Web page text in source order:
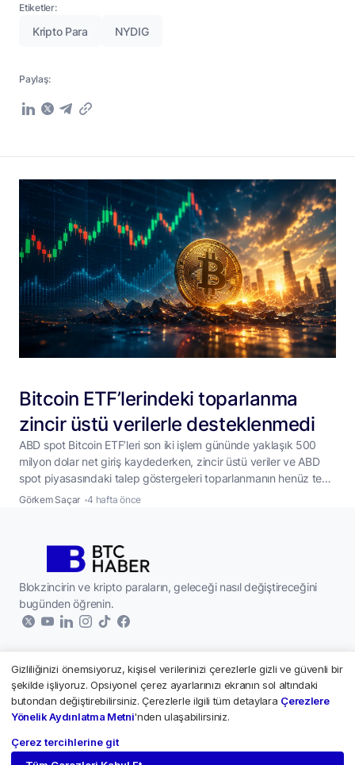
Paylaş:
Etiketler:
Kripto Para NYDIG
Bitcoin ETF’lerindeki toparlanma
zincir üstü verilerle desteklenmedi
ABD spot Bitcoin ETF’leri son iki işlem gününde yaklaşık 500
milyon dolar net giriş kaydederken, zincir üstü veriler ve ABD
spot piyasasındaki talep göstergeleri toparlanmanın henüz teyit
edilmediğine işaret etti. ABD’de işlem gören spot Bitcoin ETF’leri,
Görkem Saçar 4 hafta önce
Blokzincirin ve kripto paraların, geleceği nasıl değiştireceğini
bugünden öğrenin.
Kurumsal
Hakkımızda
Künye
Kripto Paralar
Paribu - Piyasalar
Gizliliğinizi önemsiyoruz, kişisel verilerinizi çerezlerle gizli ve güvenli bir
şekilde işliyoruz. Opsiyonel çerez ayarlarınızı ekranın sol altındaki
butondan değiştirebilirsiniz. Çerezlerle ilgili tüm detaylara Çerezlere
Yönelik Aydınlatma Metni'nden ulaşabilirsiniz.
Çerez tercihlerine git